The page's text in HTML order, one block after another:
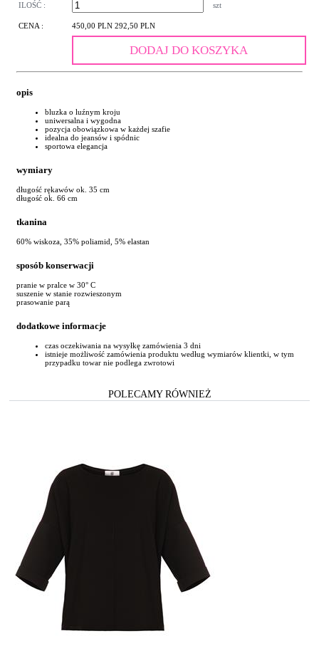
ILOŚĆ : szt
CENA : 450,00 PLN 292,50 PLN
DODAJ DO KOSZYKA
opis
bluzka o luźnym kroju
uniwersalna i wygodna
pozycja obowiązkowa w każdej szafie
idealna do jeansów i spódnic
sportowa elegancja
wymiary
długość rękawów ok. 35 cm
długość ok. 66 cm
tkanina
60% wiskoza, 35% poliamid, 5% elastan
sposób konserwacji
pranie w pralce w 30° C
suszenie w stanie rozwieszonym
prasowanie parą
dodatkowe informacje
czas oczekiwania na wysyłkę zamówienia 3 dni
istnieje możliwość zamówienia produktu według wymiarów klientki, w tym
przypadku towar nie podlega zwrotowi
POLECAMY RÓWNIEŻ